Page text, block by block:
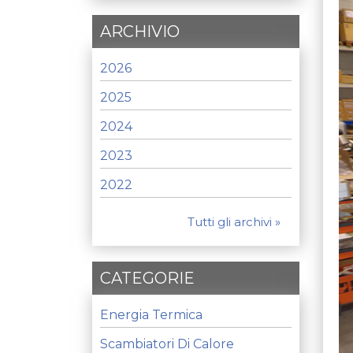
ARCHIVIO
2026
2025
2024
2023
2022
Tutti gli archivi »
CATEGORIE
Energia Termica
Scambiatori Di Calore